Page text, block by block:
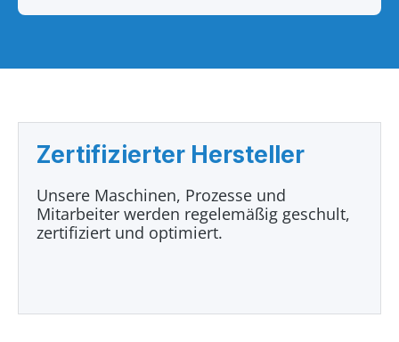
Zertifizierter Hersteller
Unsere Maschinen, Prozesse und
Mitarbeiter werden regelemäßig geschult,
zertifiziert und optimiert.